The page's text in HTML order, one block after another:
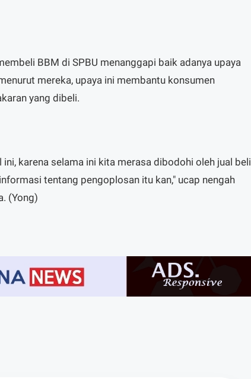
BBM di SPBU menanggapi baik adanya upaya
mereka, upaya ini membantu konsumen
yang dibeli.
karena selama ini kita merasa dibodohi oleh jual beli
tentang pengoplosan itu kan," ucap nengah
(Yong)